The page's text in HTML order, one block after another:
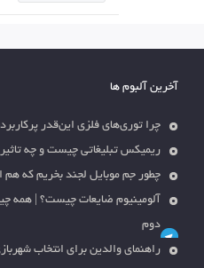
آخرین آلبوم ها
چرا توری‌های فلزی این‌قدر
ریمیکس تبلیغاتی چیست و چه
چطور جم موبایل لجند بخریم که هم
آلومینیوم ضایعات چیست؟ | همه
دوم
راهنمای والدین برای انتخاب